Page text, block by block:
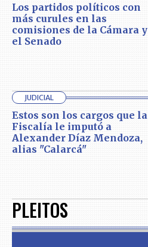
Los partidos políticos con
más curules en las
comisiones de la Cámara y
el Senado
JUDICIAL
Estos son los cargos que la
Fiscalía le imputó a
Alexander Díaz Mendoza,
alias "Calarcá"
PLEITOS